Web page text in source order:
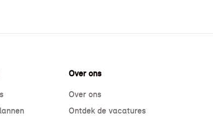
Over ons
Over ons
Ontdek de vacatures